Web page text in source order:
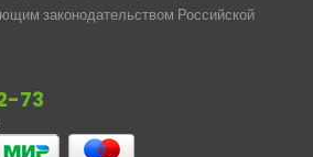
законодательством Российской
73